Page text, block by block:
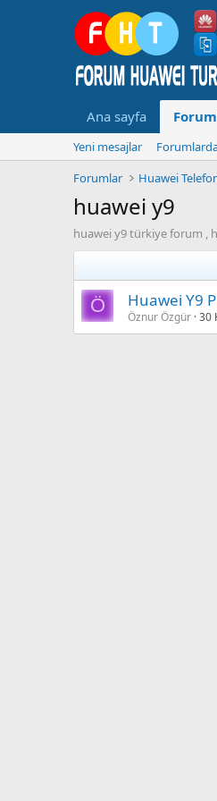
Ana sayfa
Yeni mesajlar
Forumlar
Huawei
huawei y9
huawei y9 türkiye forum ,
Ö Huawei Y9
Öznur Özgür 30